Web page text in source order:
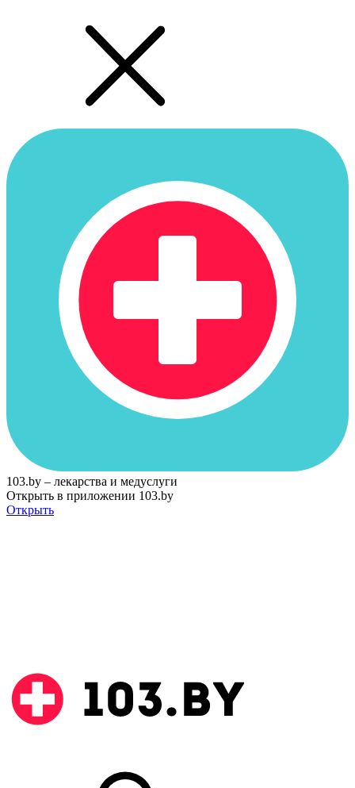
103.by – лекарства и медуслуги
Открыть в приложении 103.by
Открыть